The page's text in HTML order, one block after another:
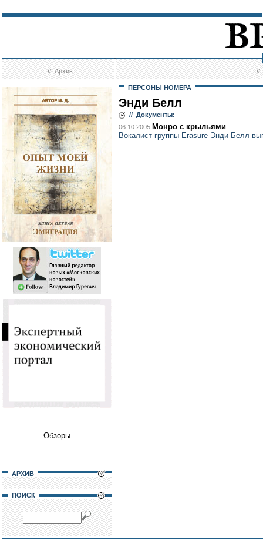
//Архив //
Обзоры
АРХИВ
ПОИСК
ПЕРСОНЫ НОМЕРА
Энди Белл
// Документы:
06.10.2005 Монро с крыльями
Вокалист группы Erasure Энди Белл